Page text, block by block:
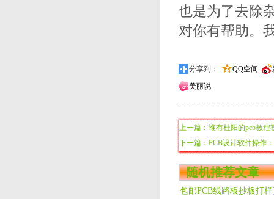
也是为了去除
对你有帮助。
分享到： QQ空间
美丽说
上一篇：谁有杜阳的pcb教
下一篇：PCB设计软件操作
随机推荐文章